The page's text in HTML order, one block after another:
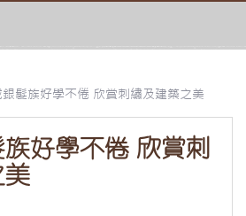
銀髮族好學不倦 欣賞刺繡及建築之美
好學不倦 欣賞刺
美